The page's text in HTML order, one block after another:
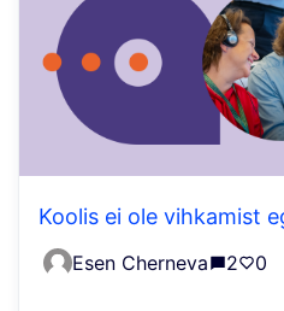
Koolis ei ole vihkamist
Esen Cherneva 2 0